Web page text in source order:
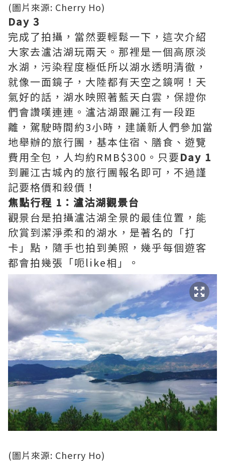
(圖片來源: Cherry Ho)
Day 3
完成了拍攝，當然要輕鬆一下，這次介紹
大家去瀘沽湖玩兩天。那裡是一個高原淡
水湖，污染程度極低所以湖水透明清徹，
就像一面鏡子，大陸都有天空之鏡啊！天
氣好的話，湖水映照著藍天白雲，保證你
們會讚嘆連連。瀘沽湖跟麗江有一段距
離，駕駛時間約3小時，建議新人們參加當
地舉辦的旅行團，基本住宿、膳食、遊覽
費用全包，人均約RMB$300。只要Day 1
到麗江古城內的旅行團報名即可，不過謹
記要格價和殺價！
焦點行程 1：瀘沽湖觀景台
觀景台是拍攝瀘沽湖全景的最佳位置，能
欣賞到潔淨柔和的湖水，是著名的「打
卡」點，隨手也拍到美照，幾乎每個遊客
都會拍幾張「呃like相」。
(圖片來源: Cherry Ho)